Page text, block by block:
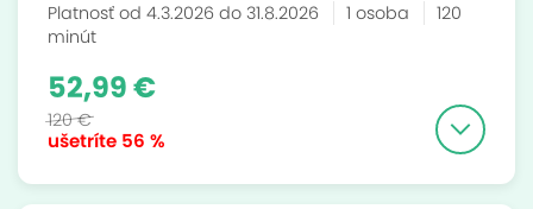
Platnosť od 4.3.2026 do 31.8.2026 1 osoba
120
minút
ušetríte 56 %
52,99 €
120 €